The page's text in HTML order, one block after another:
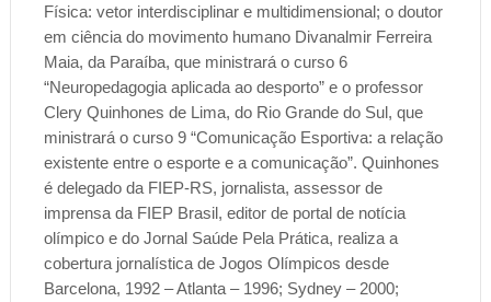
Física: vetor interdisciplinar e multidimensional; o doutor
em ciência do movimento humano Divanalmir Ferreira
Maia, da Paraíba, que ministrará o curso 6
“Neuropedagogia aplicada ao desporto” e o professor
Clery Quinhones de Lima, do Rio Grande do Sul, que
ministrará o curso 9 “Comunicação Esportiva: a relação
existente entre o esporte e a comunicação”. Quinhones
é delegado da FIEP-RS, jornalista, assessor de
imprensa da FIEP Brasil, editor de portal de notícia
olímpico e do Jornal Saúde Pela Prática, realiza a
cobertura jornalística de Jogos Olímpicos desde
Barcelona, 1992 – Atlanta – 1996; Sydney – 2000;